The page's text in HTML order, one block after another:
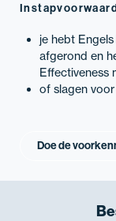
je hebt
afgerond en
Effectiveness
of slagen
Doe de